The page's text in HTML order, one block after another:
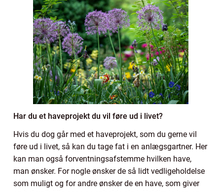
Har du et haveprojekt du vil føre ud i livet?
Hvis du dog går med et haveprojekt, som du gerne vil
føre ud i livet, så kan du tage fat i en anlægsgartner. Her
kan man også forventningsafstemme hvilken have,
man ønsker. For nogle ønsker de så lidt vedligeholdelse
som muligt og for andre ønsker de en have, som giver